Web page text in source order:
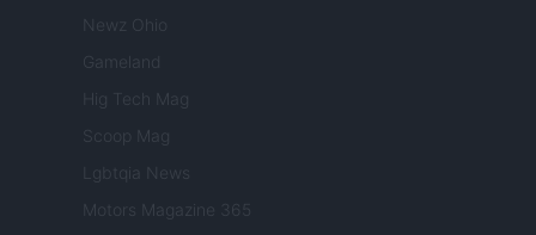
Newz Ohio
Gameland
Hig Tech Mag
Scoop Mag
Lgbtqia News
Motors Magazine 365